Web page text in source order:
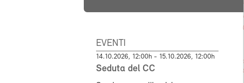
EVENTI
14.10.2026, 12:00h - 15.10.2026, 12:00h
Seduta del CC